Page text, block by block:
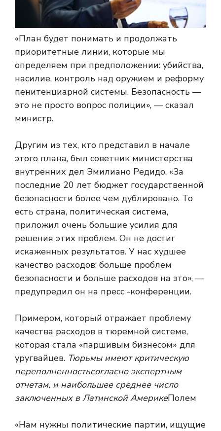
«План будет понимать и продолжать
приоритетные линии, которые мы
определяем при предположении: убийства,
насилие, контроль над оружием и реформу
пенитенциарной системы. Безопасность —
это не просто вопрос полиции», — сказал
министр.
Другим из тех, кто представил в начале
этого плана, был советник министерства
внутренних дел Эмилиано Редидо. «За
последние 20 лет бюджет государственной
безопасности более чем дублировано. То
есть страна, политическая система,
приложил очень большие усилия для
решения этих проблем. Он не достиг
искаженных результатов. У нас худшее
качество расходов: больше проблем
безопасности и больше расходов на это», —
предупредил он на пресс -конференции.
Примером, который отражает проблему
качества расходов в тюремной системе,
которая стала «паршивым бизнесом» для
уругвайцев. Тюрьмы имеют критическую
переполненностьсогласно экспертным
отчетам, и наибольшее среднее число
заключенных в Латинской АмерикеПолем
«Нам нужны политические партии, ищущие